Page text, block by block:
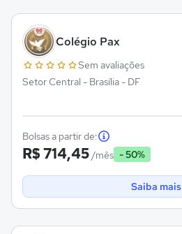
Colégio Pax
Sem avaliações
Setor Central - Brasília - DF
Bolsas a partir de:
R$ 714,45/mês - 50%
Saiba mais